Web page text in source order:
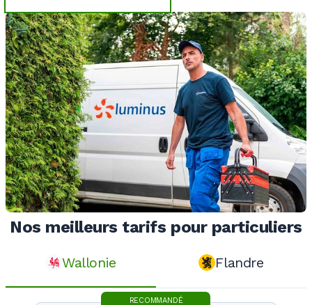
Nos meilleurs tarifs pour particuliers
Wallonie Flandre
RECOMMANDÉ